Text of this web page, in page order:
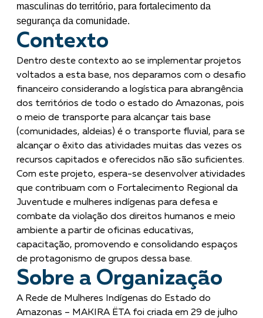
masculinas do território, para fortalecimento da
segurança da comunidade.
Contexto
Dentro deste contexto ao se implementar projetos
voltados a esta base, nos deparamos com o desafio
financeiro considerando a logística para abrangência
dos territórios de todo o estado do Amazonas, pois
o meio de transporte para alcançar tais base
(comunidades, aldeias) é o transporte fluvial, para se
alcançar o êxito das atividades muitas das vezes os
recursos capitados e oferecidos não são suficientes.
Com este projeto, espera-se desenvolver atividades
que contribuam com o Fortalecimento Regional da
Juventude e mulheres indígenas para defesa e
combate da violação dos direitos humanos e meio
ambiente a partir de oficinas educativas,
capacitação, promovendo e consolidando espaços
de protagonismo de grupos dessa base.
Sobre a Organização
A Rede de Mulheres Indígenas do Estado do
Amazonas – MAKIRA ËTA foi criada em 29 de julho